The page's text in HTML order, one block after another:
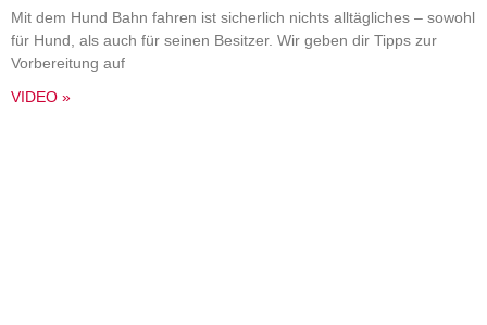
Mit dem Hund Bahn fahren ist sicherlich nichts alltägliches – sowohl
für Hund, als auch für seinen Besitzer. Wir geben dir Tipps zur
Vorbereitung auf
VIDEO »